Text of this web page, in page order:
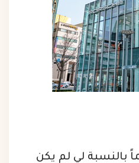
بالنسبة لي لم يكن